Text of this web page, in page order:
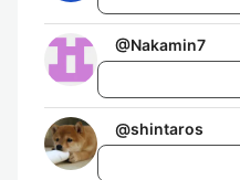
@Nakamin7
@shintaros